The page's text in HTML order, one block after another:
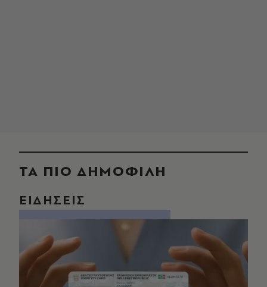
ΤΑ ΠΙΟ ΔΗΜΟΦΙΛΗ
ΕΙΔΗΣΕΙΣ